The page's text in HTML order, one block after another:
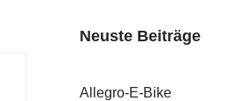
Neuste Beiträge
Allegro-E-Bike